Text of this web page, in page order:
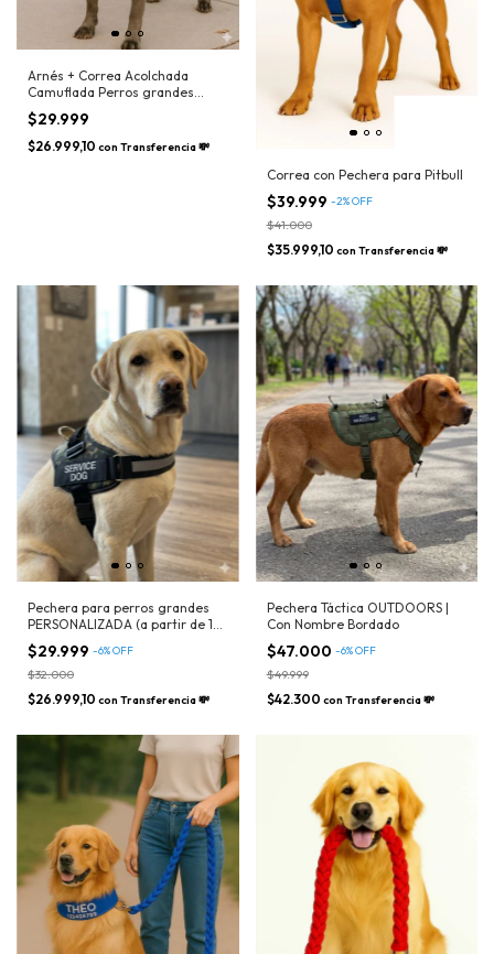
Arnés + Correa Acolchada
Camuflada Perros grandes
(pitbull)
$29.999
$26.999,10 con Transferencia 💸
Correa con Pechera para Pitbull
$39.999 -2%OFF
$41.000
$35.999,10 con Transferencia 💸
Pechera para perros grandes
PERSONALIZADA (a partir de 15
kilos aprox) - Nombre, Tel,
Service Dog, Asistencia, Etc
$29.999 -6%OFF
$32.000
$26.999,10 con Transferencia 💸
Pechera Táctica OUTDOORS |
Con Nombre Bordado
$47.000 -6%OFF
$49.999
$42.300 con Transferencia 💸